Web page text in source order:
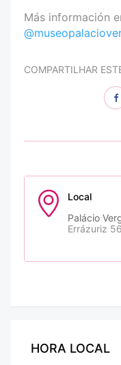
Más información
COMPARTILHAR
Local
Palácio
Errázuriz
HORA LOCAL